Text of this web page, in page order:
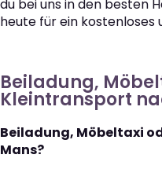
du bei uns in den besten
heute für ein kostenloses
Beiladung,
Kleintransport
Beiladung, Möbeltaxi
Mans?